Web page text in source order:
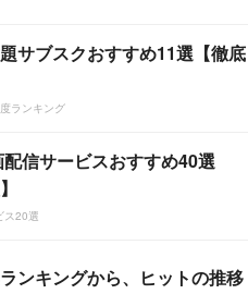
サブスクおすすめ11選【徹底
ランキング
信サービスおすすめ40選
ス20選
ンキングから、ヒットの推移